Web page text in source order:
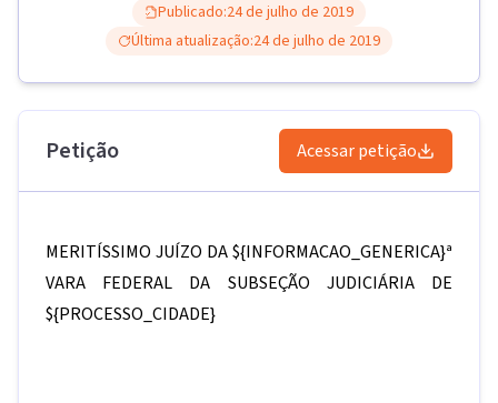
Publicado:24 de julho de 2019
Última atualização:24 de julho de 2019
Petição Acessar petição
MERITÍSSIMO JUÍZO DA${INFORMACAO_GENERICA}ª
VARA FEDERAL DA SUBSEÇÃO JUDICIÁRIA DE
${PROCESSO_CIDADE}